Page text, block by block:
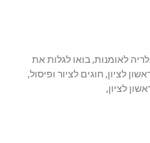
גלריה לאומנות, בואו לגלות את
לציון, חוגים לציור ופיסול,
לציון,